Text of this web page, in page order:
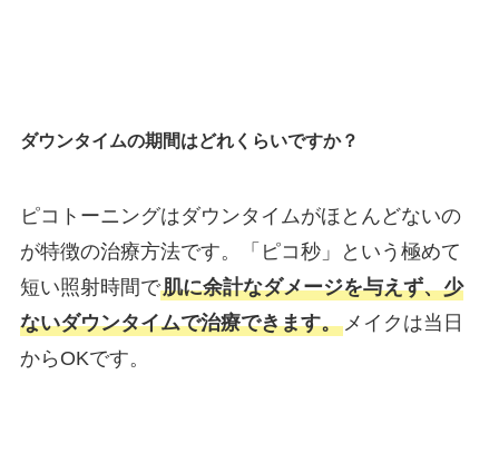
ダウンタイムの期間はどれくらいですか？
ピコトーニングはダウンタイムがほとんどないの
が特徴の治療方法です。「ピコ秒」という極めて
短い照射時間で肌に余計なダメージを与えず、少
ないダウンタイムで治療できます。メイクは当日
からOKです。